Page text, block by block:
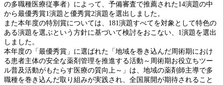
の多職種医療従事者）によって、予備審査で推薦された14演題の中
から最優秀賞1演題と優秀賞2演題を選出しました。
また本年度の特別賞については、181演題すべてを対象として特色の
ある演題を選ぶという方針に基づいて検討をおこない、1演題を選出
しました。
本年度の「最優秀賞」に選ばれた「地域を巻き込んだ周術期におけ
る患者主体の安全な薬剤管理を推進する活動～周術期お役立ちツー
ル普及活動がもたらす医療の質向上～」は、地域の薬剤師主導で多
職種を巻き込んだ取り組みが実践され、全国展開が期待されること